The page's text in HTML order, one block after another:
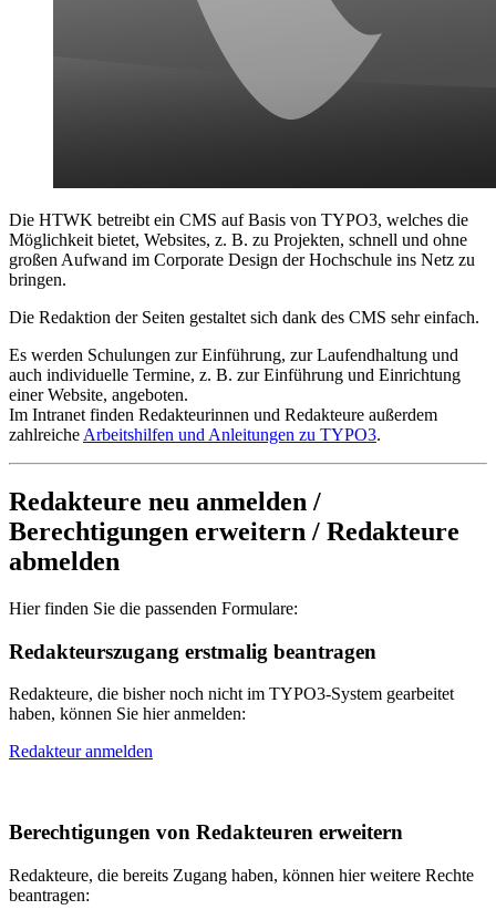
Die HTWK betreibt ein CMS auf Basis von TYPO3, welches die
Möglichkeit bietet, Websites, z. B. zu Projekten, schnell und ohne
großen Aufwand im Corporate Design der Hochschule ins Netz zu
bringen.
Die Redaktion der Seiten gestaltet sich dank des CMS sehr einfach.
Es werden Schulungen zur Einführung, zur Laufendhaltung und
auch individuelle Termine, z. B. zur Einführung und Einrichtung
einer Website, angeboten.
Im Intranet finden Redakteurinnen und Redakteure außerdem
zahlreiche Arbeitshilfen und Anleitungen zu TYPO3.
Redakteure neu anmelden /
Berechtigungen erweitern / Redakteure
abmelden
Hier finden Sie die passenden Formulare:
Redakteurszugang erstmalig beantragen
Redakteure, die bisher noch nicht im TYPO3-System gearbeitet
haben, können Sie hier anmelden:
Redakteur anmelden
Berechtigungen von Redakteuren erweitern
Redakteure, die bereits Zugang haben, können hier weitere Rechte
beantragen: